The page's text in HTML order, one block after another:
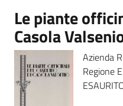
Seguici
su
Le piante
Casola
Azienda
Regione